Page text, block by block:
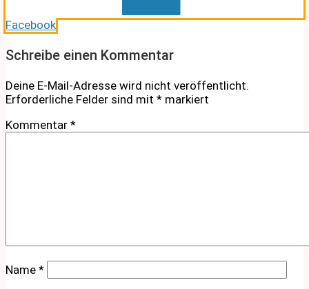
Facebook
Schreibe einen Kommentar
Deine E-Mail-Adresse wird nicht veröffentlicht.
Erforderliche Felder sind mit * markiert
Kommentar *
Name *